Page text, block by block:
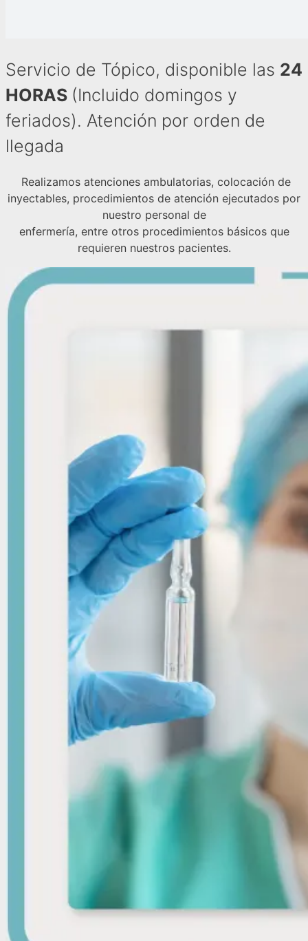
Servicio de Tópico, disponible las 24
HORAS (Incluido domingos y
feriados). Atención por orden de
llegada
Realizamos atenciones ambulatorias, colocación de
inyectables, procedimientos de atención ejecutados por
nuestro personal de
enfermería, entre otros procedimientos básicos que
requieren nuestros pacientes.